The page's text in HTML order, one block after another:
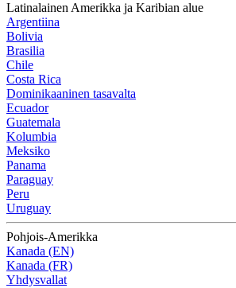
Latinalainen Amerikka ja Karibian alue
Argentiina
Bolivia
Brasilia
Chile
Costa Rica
Dominikaaninen tasavalta
Ecuador
Guatemala
Kolumbia
Meksiko
Panama
Paraguay
Peru
Uruguay
Pohjois-Amerikka
Kanada (EN)
Kanada (FR)
Yhdysvallat